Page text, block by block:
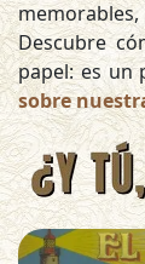
Descubre
papel: es un
sobre